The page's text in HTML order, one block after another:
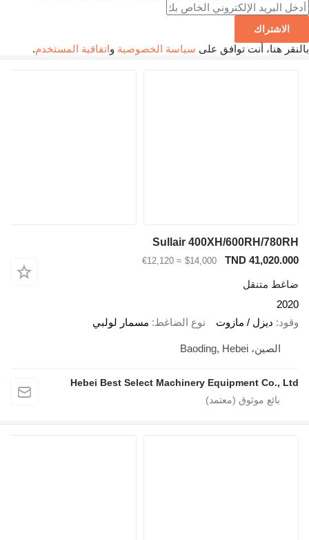
الاشتراك
هنا، أنت توافق علىسياسة الخصوصيةواتفاقية المستخدم.
Sullair 400XH/600RH/
TND
$14,000
≈ €12,120
متنقل
ديزل / مازوت نوع الضاغط مسمار لولبي
الصين، Baoding, Hebei
Hebei Best Select Machinery Equipment Co.,